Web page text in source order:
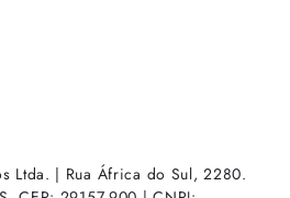
Ltda. | Rua África do Sul, 2280.